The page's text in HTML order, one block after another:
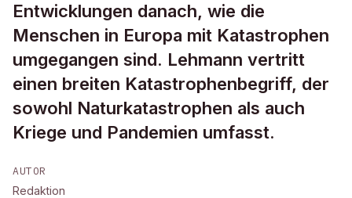
Entwicklungen danach, wie die
Menschen in Europa mit Katastrophen
umgegangen sind. Lehmann vertritt
einen breiten Katastrophenbegriff, der
sowohl Naturkatastrophen als auch
Kriege und Pandemien umfasst.
AUTOR
Redaktion